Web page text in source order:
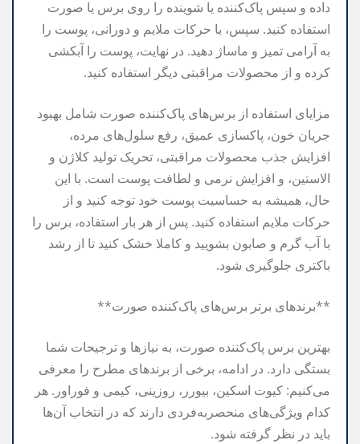
داده و سپس پاک‌کننده یا شوینده را روی برس یا صورت
استفاده کنید. سپس، با حرکات ملایم و دورانی، پوست را
به آرامی تمیز و ماساژ دهید. در نهایت، پوست را آبکشی
کرده و از محصولات مراقبتی دیگر استفاده کنید.
مزایای استفاده از برس‌های پاک‌کننده صورت شامل بهبود
جریان خون، پاکسازی عمیق، رفع سلول‌های مرده،
افزایش جذب محصولات مراقبتی، تحریک تولید کلاژن و
الاستین، و افزایش نرمی و لطافت پوست است. با این
حال، همیشه به حساسیت پوست خود توجه کنید و از
حرکات ملایم استفاده کنید. پس از هر بار استفاده، برس را
با آب گرم و صابون بشویید و کاملا خشک کنید تا از رشد
باکتری جلوگیری شود.
**برندهای برتر برس‌های پاک‌کننده صورت**
بهترین برس پاک‌کننده صورت، به نیازها و ترجیحات شما
بستگی دارد. در ادامه، برخی از برندهای مطرح را معرفی
می‌کنیم: کیوت اسکین، بیورر، روزینی، کیمی و فوراور. هر
کدام ویژگی‌های منحصربه‌فردی دارند که در انتخاب آن‌ها
باید در نظر گرفته شود.